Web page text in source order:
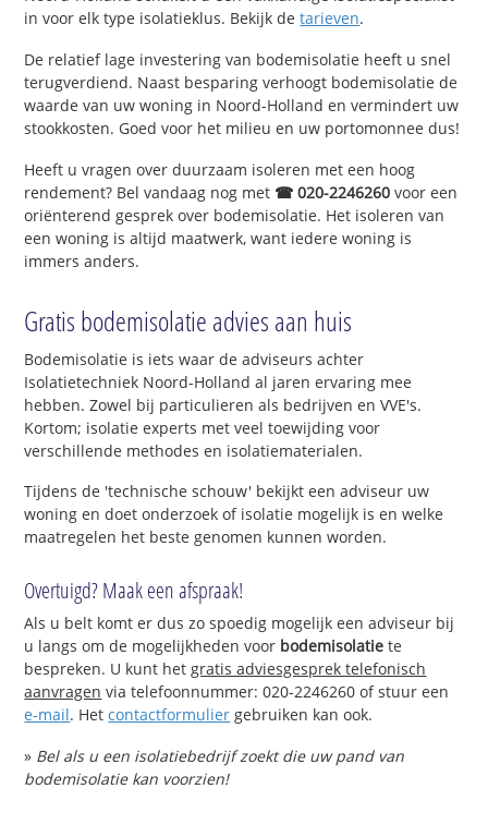
in voor elk type isolatieklus. Bekijk detarieven.
De relatief lage investering van bodemisolatie heeft u snel
terugverdiend. Naast besparing verhoogt bodemisolatie de
waarde van uw woning in Noord-Holland en vermindert uw
stookkosten. Goed voor het milieu en uw portomonnee dus!
Heeft u vragen over duurzaam isoleren met een hoog
rendement? Bel vandaag nog met ☎ 020-2246260 voor een
oriënterend gesprek over bodemisolatie. Het isoleren van
een woning is altijd maatwerk, want iedere woning is
immers anders.
Gratis bodemisolatie advies aan huis
Bodemisolatie is iets waar de adviseurs achter
Isolatietechniek Noord-Holland al jaren ervaring mee
hebben. Zowel bij particulieren als bedrijven en VVE's.
Kortom; isolatie experts met veel toewijding voor
verschillende methodes en isolatiematerialen.
Tijdens de 'technische schouw' bekijkt een adviseur uw
woning en doet onderzoek of isolatie mogelijk is en welke
maatregelen het beste genomen kunnen worden.
Overtuigd? Maak een afspraak!
Als u belt komt er dus zo spoedig mogelijk een adviseur bij
u langs om de mogelijkheden voor bodemisolatie te
bespreken. U kunt hetgratis adviesgesprek telefonisch
aanvragen via telefoonnummer: 020-2246260 of stuur een
e-mail. Hetcontactformulier gebruiken kan ook.
» Bel als u een isolatiebedrijf zoekt die uw pand van
bodemisolatie kan voorzien!